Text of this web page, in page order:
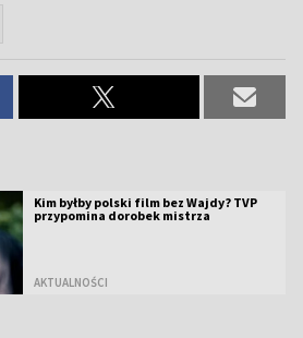
Kim byłby polski film bez Wajdy? TVP
przypomina dorobek mistrza
AKTUALNOŚCI